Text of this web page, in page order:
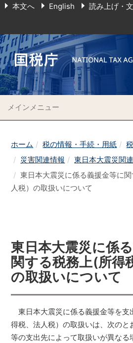
本文へ English 読み上げ・
メインメニュー
ホーム 税の情報・手続・用紙
災害関連情報
東日本大震災関連
東日本大震災に係る義援金等に
人税）の取扱いについて
東日本大震災に係
関する税務上(所得
の取扱いについて
東日本大震災に係る義援金等を支
得税、法人税）の取扱いは、次のと
等の支出先によって取扱いが異なる